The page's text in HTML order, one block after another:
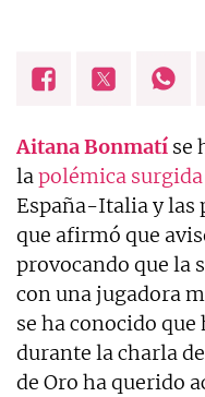
Aitana Bonmatí se
lapolémica
España-Italia y las
que afirmó que
provocando que la
con una jugadora
se ha conocido
durante la charla
de Oro ha querido